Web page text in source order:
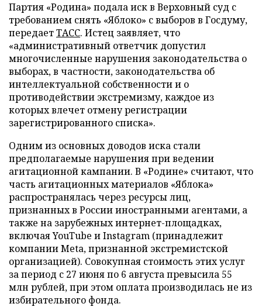
Партия «Родина» подала иск в Верховный суд с
требованием снять «Яблоко» с выборов в Госдуму,
передаетТАСС. Истец заявляет, что
«административный ответчик допустил
многочисленные нарушения законодательства о
выборах, в частности, законодательства об
интеллектуальной собственности и о
противодействии экстремизму, каждое из
которых влечет отмену регистрации
зарегистрированного списка».
Одним из основных доводов иска стали
предполагаемые нарушения при ведении
агитационной кампании. В «Родине» считают, что
часть агитационных материалов «Яблока»
распространялась через ресурсы лиц,
признанных в России иностранными агентами, а
также на зарубежных интернет-площадках,
включая YouTube и Instagram (принадлежит
компании Meta, признанной экстремистской
организацией). Совокупная стоимость этих услуг
за период с 27 июня по 6 августа превысила 55
млн рублей, при этом оплата производилась не из
избирательного фонда.